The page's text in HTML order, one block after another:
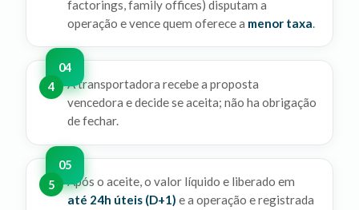
factorings, family offices) disputam a
operação e vence quem oferece a menor taxa.
4
A transportadora recebe a proposta
vencedora e decide se aceita; não ha obrigação
de fechar.
5
Após o aceite, o valor líquido e liberado em
até 24h úteis (D+1) e a operação e registrada